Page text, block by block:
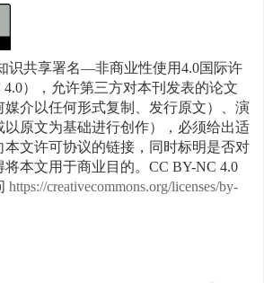
识共享署名—非商业性使用4.0国际许
4.0），允许第三方对本刊发表的论文
媒介以任何形式复制、发行原文）、演
原文为基础进行创作），必须给出适
本文许可协议的链接，同时标明是否对
本文用于商业目的。CC BY-NC 4.0
https://creativecommons.org/licenses/by-